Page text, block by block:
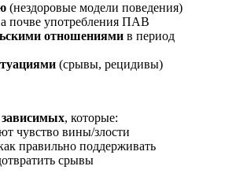
(нездоровые модели поведения)
почве употребления ПАВ
отношениями в период
(срывы, рецидивы)
, которые:
чувство вины/злости
правильно поддерживать
срывы